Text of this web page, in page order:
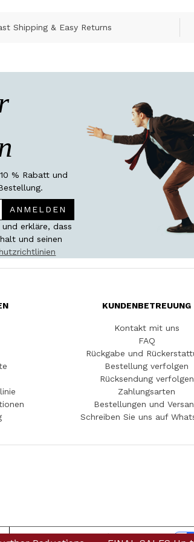
Shipping & Easy Returns
% Rabatt und
ANMELDEN
erkläre, dass
und seinen
KUNDENBETREUUNG
Kontakt mit uns
FAQ
Rückgabe und
Bestellung verfolgen
Rücksendung verfolgen
Zahlungsarten
Bestellungen und
Schreiben Sie uns auf
Ihre Datenschutzeinstellungen